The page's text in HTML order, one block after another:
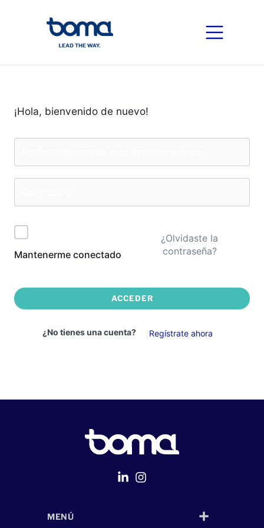
¡Hola, bienvenido de nuevo!
Mantenerme conectado
¿Olvidaste la
contraseña?
ACCEDER
¿No tienes una cuenta? Regístrate ahora
MENÚ
Página Web Despliegue Web